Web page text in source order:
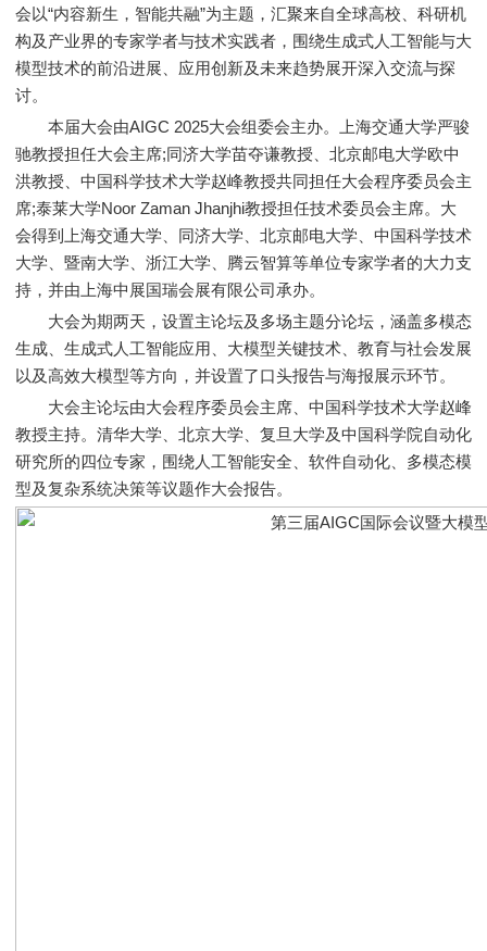
会以“内容新生，智能共融”为主题，汇聚来自全球高校、科研机
构及产业界的专家学者与技术实践者，围绕生成式人工智能与大
模型技术的前沿进展、应用创新及未来趋势展开深入交流与探
讨。
本届大会由AIGC 2025大会组委会主办。上海交通大学严骏
驰教授担任大会主席;同济大学苗夺谦教授、北京邮电大学欧中
洪教授、中国科学技术大学赵峰教授共同担任大会程序委员会主
席;泰莱大学Noor Zaman Jhanjhi教授担任技术委员会主席。大
会得到上海交通大学、同济大学、北京邮电大学、中国科学技术
大学、暨南大学、浙江大学、腾云智算等单位专家学者的大力支
持，并由上海中展国瑞会展有限公司承办。
大会为期两天，设置主论坛及多场主题分论坛，涵盖多模态
生成、生成式人工智能应用、大模型关键技术、教育与社会发展
以及高效大模型等方向，并设置了口头报告与海报展示环节。
大会主论坛由大会程序委员会主席、中国科学技术大学赵峰
教授主持。清华大学、北京大学、复旦大学及中国科学院自动化
研究所的四位专家，围绕人工智能安全、软件自动化、多模态模
型及复杂系统决策等议题作大会报告。